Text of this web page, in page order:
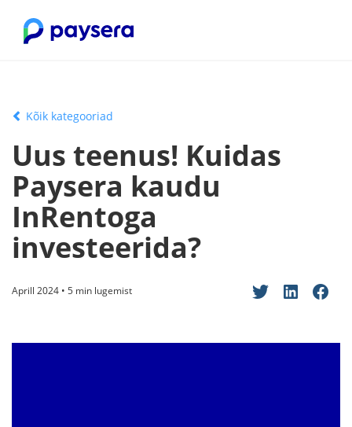
Kõik kategooriad
Uus teenus! Kuidas
Paysera kaudu
InRentoga
investeerida?
Aprill 2024 • 5 min lugemist